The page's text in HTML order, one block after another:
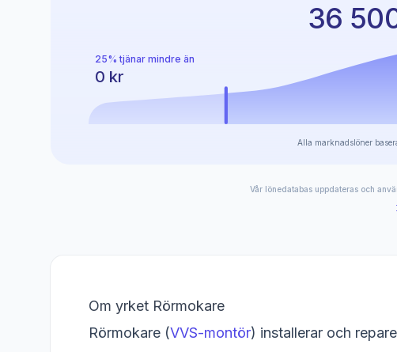
36
25% tjänar mindre än
0 kr
Alla marknadslöner
Vår lönedatabas uppdateras och
Om yrket Rörmokare
Rörmokare (VVS-montör) installerar och